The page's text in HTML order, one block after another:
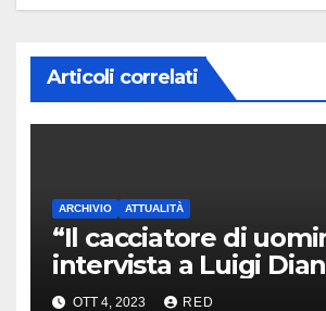
Articoli correlati
ARCHIVIO ATTUALITÀ
“Il cacciatore di
intervista a Luigi
dei Casalesi
OTT 4, 2023 RED